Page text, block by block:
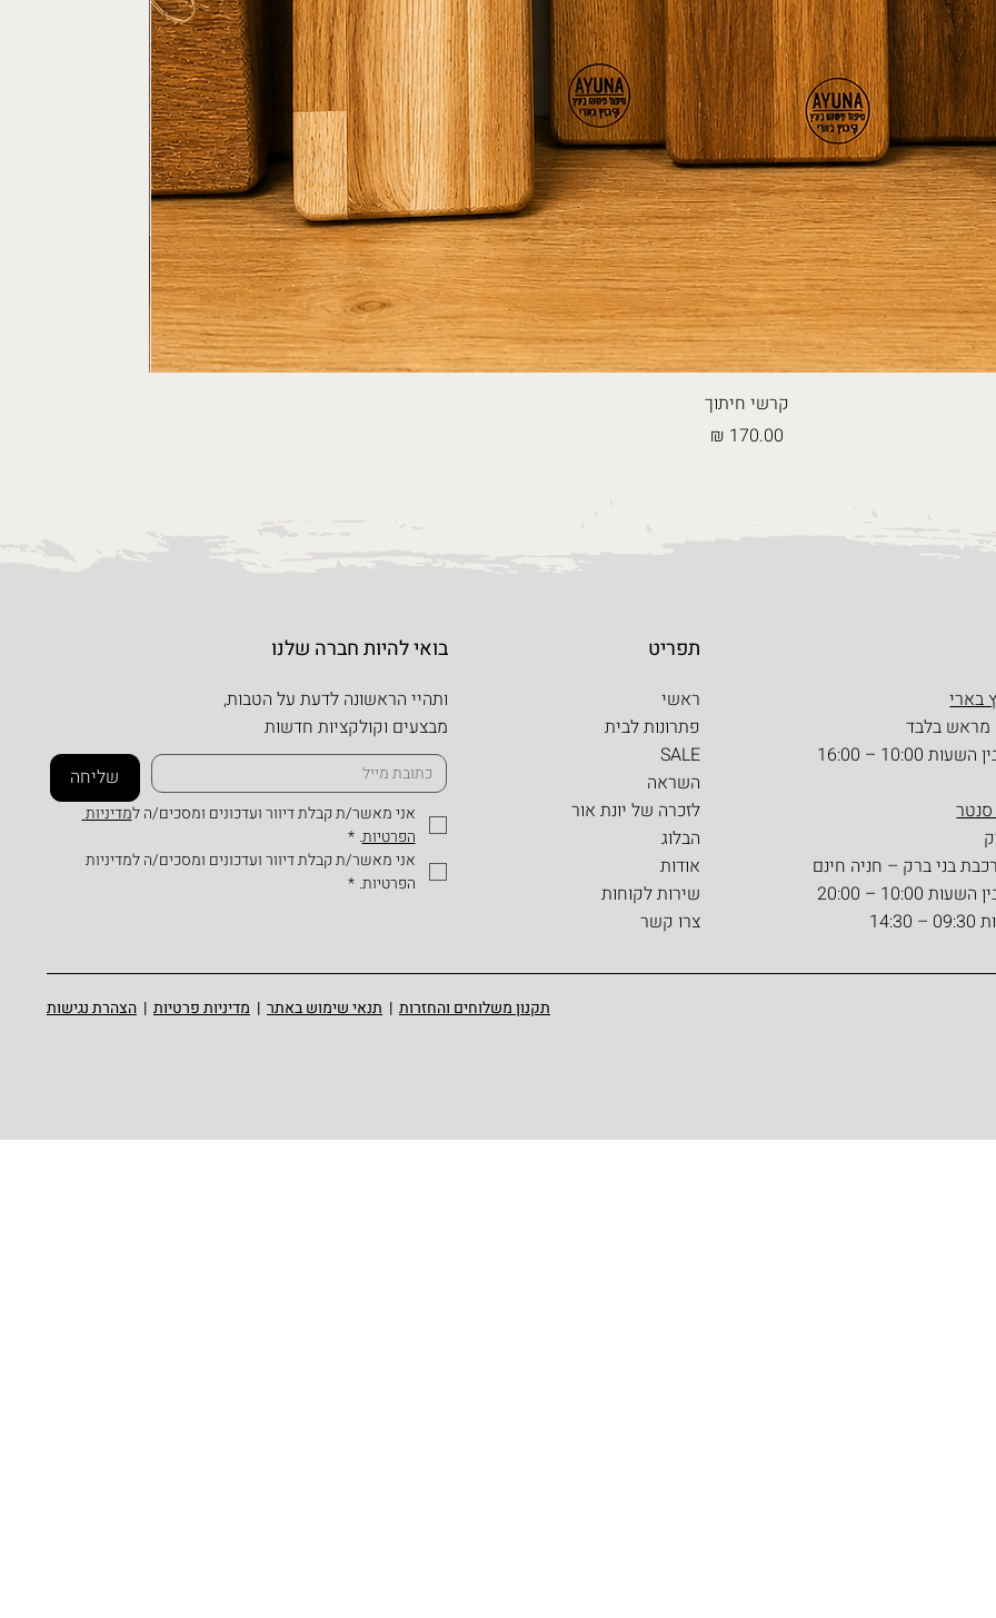
קרשי חיתוך
מחיר
בארי
מראש בלבד
10:00 – 16:00
סנטר
בני ברק – חניה חינם
10:00 – 20:00
תפריט
ראשי
פתרונות לבית
SALE
השראה
לזכרה של יונת אור
הבלוג
אודות
שירות לקוחות
צרו קשר
בואי להיות חברה שלנו
ותהיי הראשונה לדעת על הטבות,
מבצעים וקולקציות חדשות
שליחה
אני מאשר/ת קבלת דיוור ועדכונים ומסכים/ה ל
מדיניות
הפרטיות.
*
הפרטיות. *
תקנון משלוחים והחזרות | תנאי שימוש באתר | מדיניות פרטיות | הצהרת נגישות